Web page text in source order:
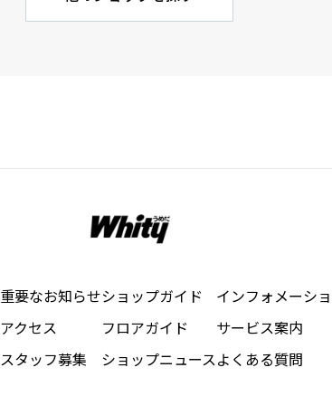
重要なお知らせ
アクセス
スタッフ募集
ショップガイド
フロアガイド
ショップニュース
インフォメーシ
サービス案内
よくある質問